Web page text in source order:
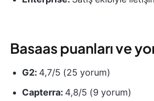
Basaas puanları ve
G2: 4,7/5 (25 yorum)
Capterra: 4,8/5 (9 yorum)